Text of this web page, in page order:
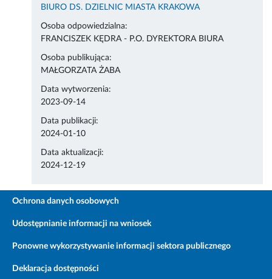
BIURO DS. DZIELNIC MIASTA KRAKOWA
Osoba odpowiedzialna:
FRANCISZEK KĘDRA - P.O. DYREKTORA BIURA
Osoba publikująca:
MAŁGORZATA ŻABA
Data wytworzenia:
2023-09-14
Data publikacji:
2024-01-10
Data aktualizacji:
2024-12-19
Ochrona danych osobowych
Udostępnianie informacji na wniosek
Ponowne wykorzystywanie informacji sektora publicznego
Deklaracja dostępności